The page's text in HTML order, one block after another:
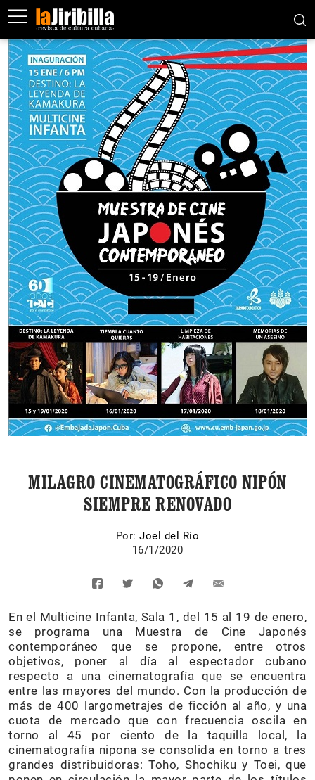
MILAGRO CINEMATOGRÁFICO NIPÓN
SIEMPRE RENOVADO
Por:Joel del Río
16/1/2020
En el Multicine Infanta, Sala 1, del 15 al 19 de enero,
se programa una Muestra de Cine Japonés
contemporáneo que se propone, entre otros
objetivos, poner al día al espectador cubano
respecto a una cinematografía que se encuentra
entre las mayores del mundo. Con la producción de
más de 400 largometrajes de ficción al año, y una
cuota de mercado que con frecuencia oscila en
torno al 45 por ciento de la taquilla local, la
cinematografía nipona se consolida en torno a tres
grandes distribuidoras: Toho, Shochiku y Toei, que